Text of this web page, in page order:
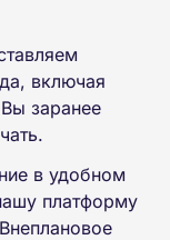
включая
заранее
в удобном
платформу